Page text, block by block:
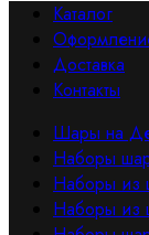
Каталог
Доставка
Контакты
Шары на
Наборы
Наборы из
Наборы из